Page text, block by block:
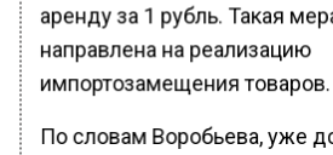
аренду за 1 рубль. Такая
направлена на реализацию
импортозамещения товаров.
По словам Воробьева, уже